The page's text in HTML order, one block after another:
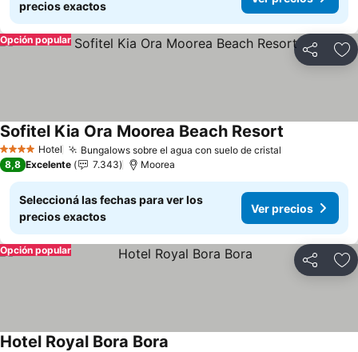
precios exactos
Compartir
Opción popular
4 EstrellasHotel Bungalows sobre el agua con suelo de cristal
Sofitel Kia Ora Moorea Beach Resort
8,8 Excelente 7.343 Moorea
Seleccioná las fechas para ver los
precios exactos
Ver precios
Compartir
Opción popular
Hotel Royal Bora Bora